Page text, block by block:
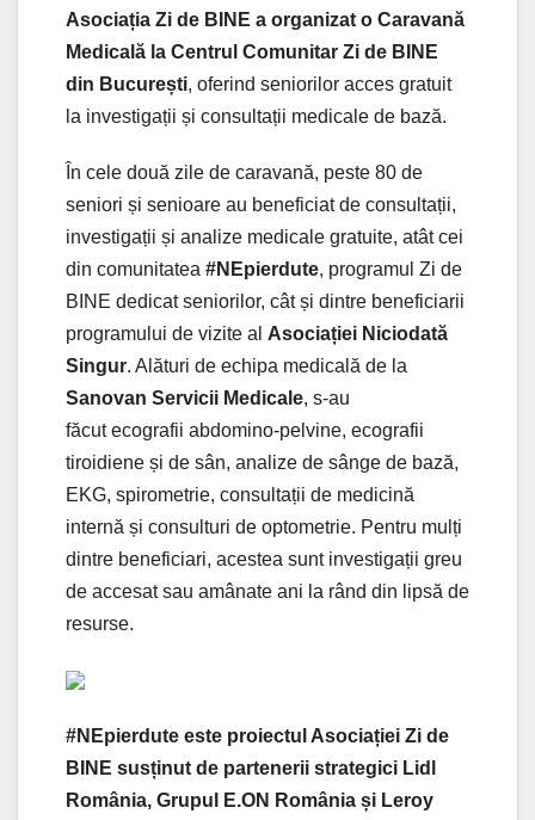
Asociația Zi de BINE a organizat o Caravană
Medicală la Centrul Comunitar Zi de BINE
din București, oferind seniorilor acces gratuit
la investigații și consultații medicale de bază.
În cele două zile de caravană, peste 80 de
seniori și senioare au beneficiat de consultații,
investigații și analize medicale gratuite, atât cei
din comunitatea #NEpierdute, programul Zi de
BINE dedicat seniorilor, cât și dintre beneficiarii
programului de vizite al Asociației Niciodată
Singur. Alături de echipa medicală de la
Sanovan Servicii Medicale, s-au
făcut ecografii abdomino-pelvine, ecografii
tiroidiene și de sân, analize de sânge de bază,
EKG, spirometrie, consultații de medicină
internă și consulturi de optometrie. Pentru mulți
dintre beneficiari, acestea sunt investigații greu
de accesat sau amânate ani la rând din lipsă de
resurse.
#NEpierdute este proiectul Asociației Zi de
BINE susținut de partenerii strategici Lidl
România, Grupul E.ON România și Leroy